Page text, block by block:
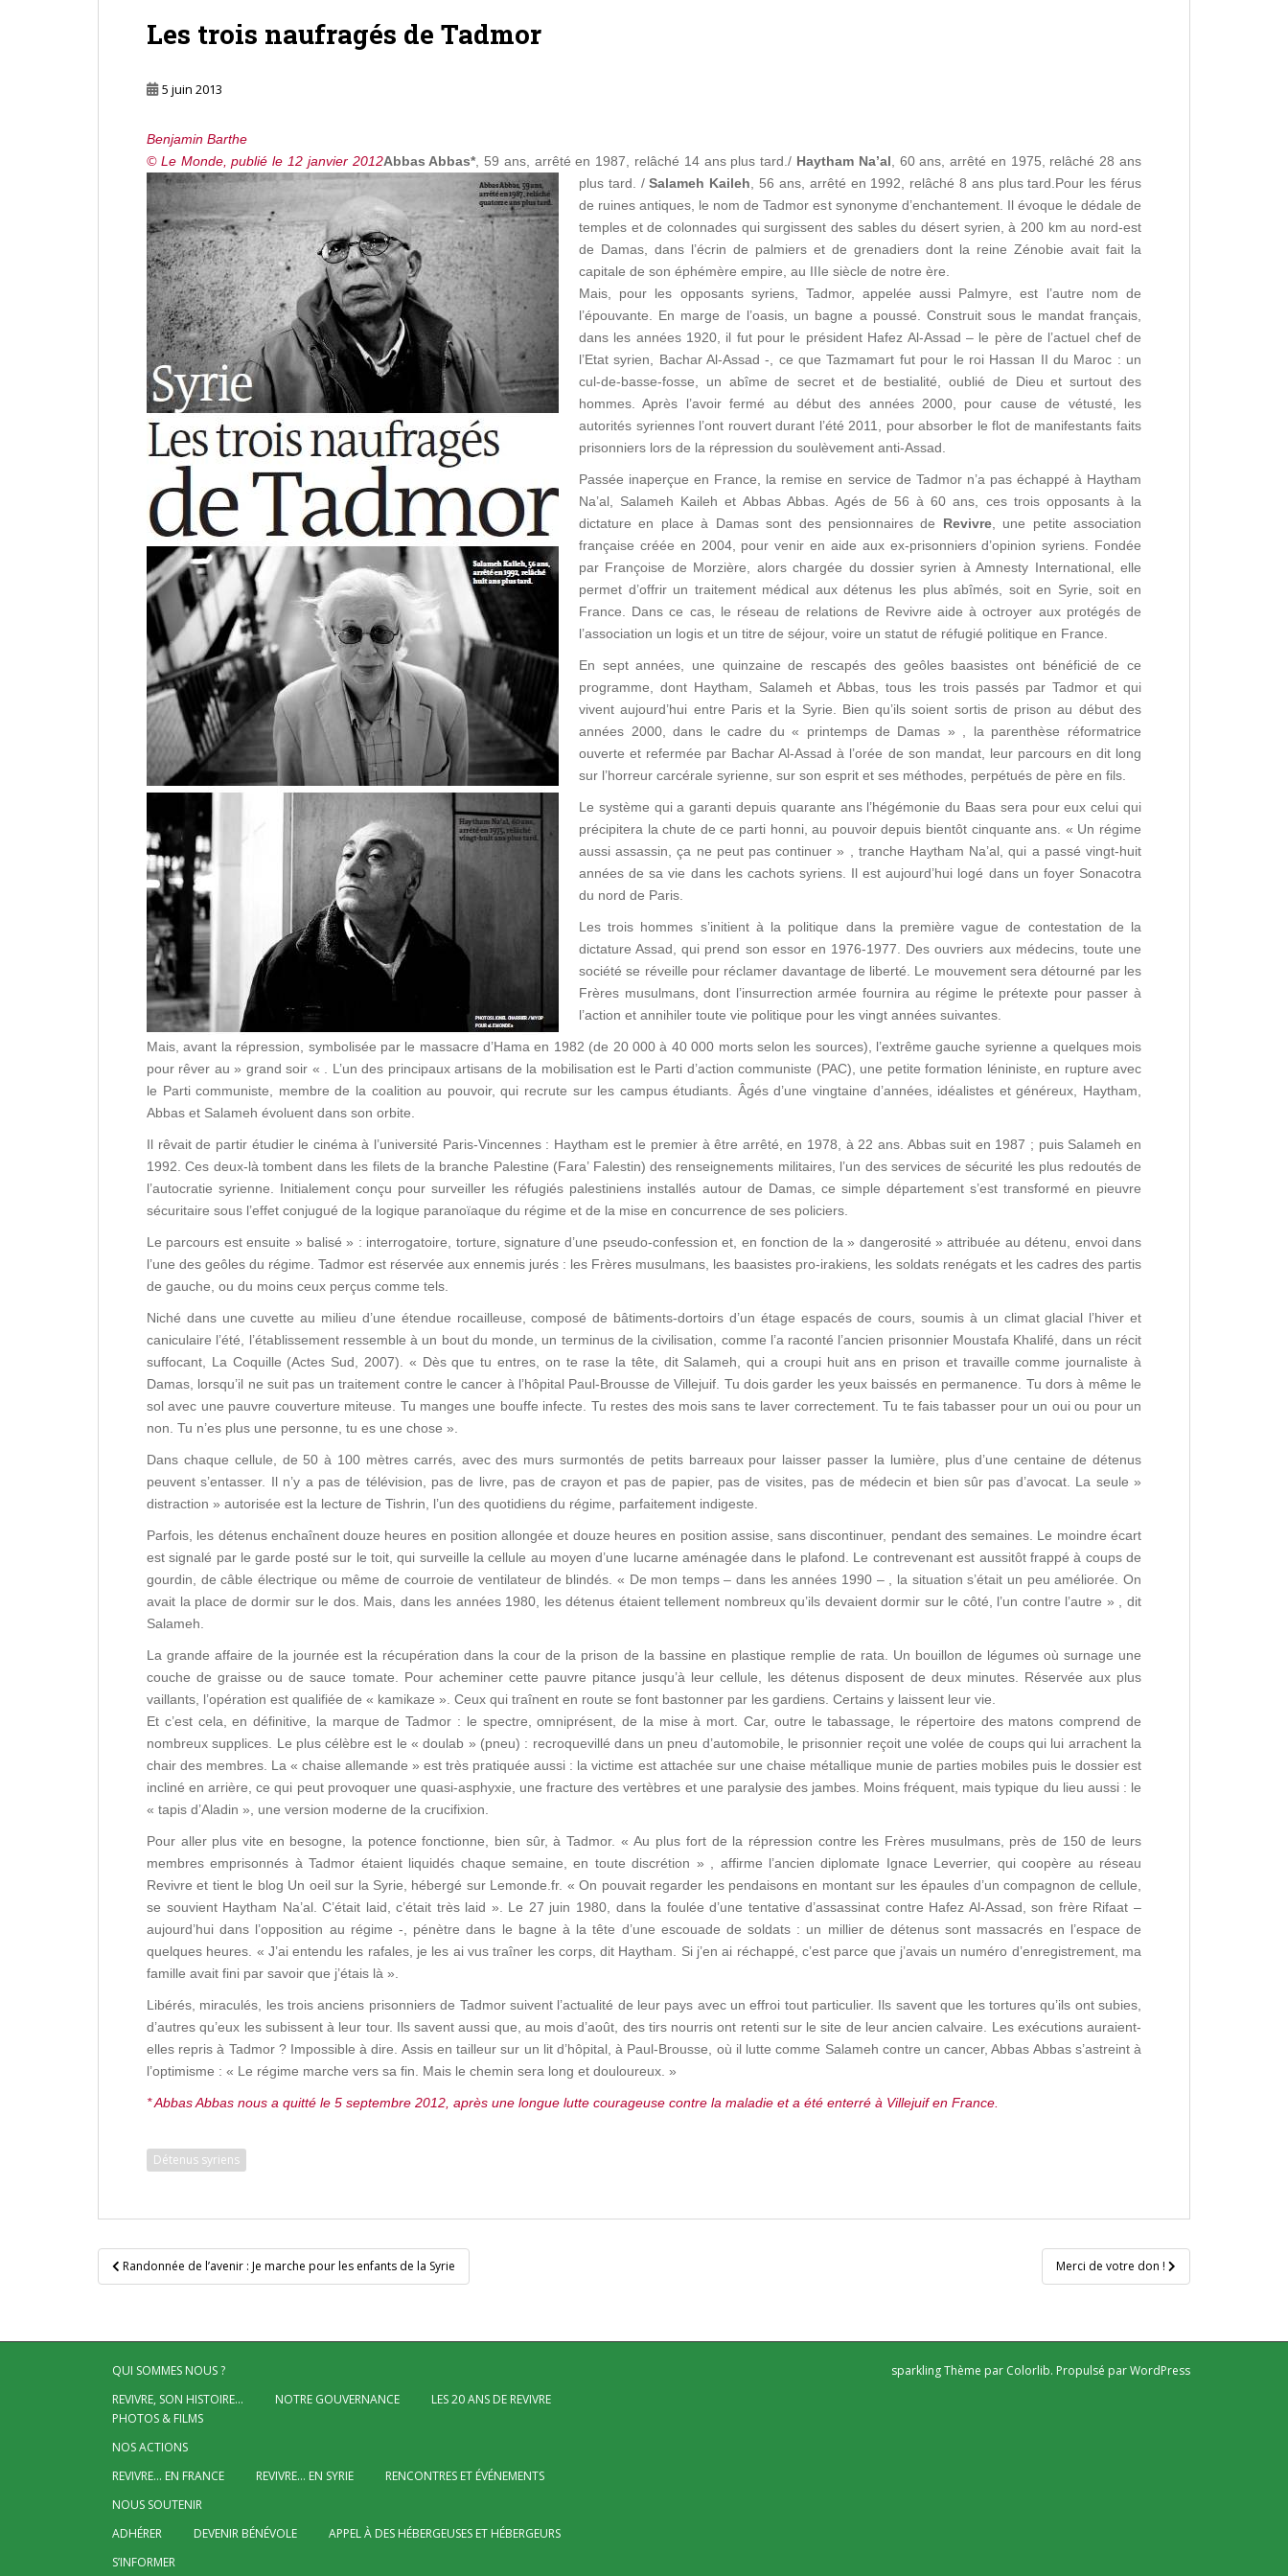
Les trois naufragés de Tadmor
5 juin 2013
Benjamin Barthe
© Le Monde, publié le 12 janvier 2012Abbas Abbas*, 59 ans, arrêté en 1987, relâché 14 ans plus tard./ Haytham Na’al, 60 ans, arrêté en 1975, relâché 28 ans
plus tard. /Salameh Kaileh, 56 ans, arrêté en 1992, relâché 8 ans plus tard.Pour les férus
de ruines antiques, le nom de Tadmor est synonyme d’enchantement. Il évoque le dédale de
temples et de colonnades qui surgissent des sables du désert syrien, à 200 km au nord-est
de Damas, dans l’écrin de palmiers et de grenadiers dont la reine Zénobie avait fait la
capitale de son éphémère empire, au IIIe siècle de notre ère.
Mais, pour les opposants syriens, Tadmor, appelée aussi Palmyre, est l’autre nom de
l’épouvante. En marge de l’oasis, un bagne a poussé. Construit sous le mandat français,
dans les années 1920, il fut pour le président Hafez Al-Assad – le père de l’actuel chef de
l’Etat syrien, Bachar Al-Assad -, ce que Tazmamart fut pour le roi Hassan II du Maroc : un
cul-de-basse-fosse, un abîme de secret et de bestialité, oublié de Dieu et surtout des
hommes. Après l’avoir fermé au début des années 2000, pour cause de vétusté, les
autorités syriennes l’ont rouvert durant l’été 2011, pour absorber le flot de manifestants faits
prisonniers lors de la répression du soulèvement anti-Assad.
Passée inaperçue en France, la remise en service de Tadmor n’a pas échappé à Haytham
Na’al, Salameh Kaileh et Abbas Abbas. Agés de 56 à 60 ans, ces trois opposants à la
dictature en place à Damas sont des pensionnaires de Revivre, une petite association
française créée en 2004, pour venir en aide aux ex-prisonniers d’opinion syriens. Fondée
par Françoise de Morzière, alors chargée du dossier syrien à Amnesty International, elle
permet d’offrir un traitement médical aux détenus les plus abîmés, soit en Syrie, soit en
France. Dans ce cas, le réseau de relations de Revivre aide à octroyer aux protégés de
l’association un logis et un titre de séjour, voire un statut de réfugié politique en France.
En sept années, une quinzaine de rescapés des geôles baasistes ont bénéficié de ce
programme, dont Haytham, Salameh et Abbas, tous les trois passés par Tadmor et qui
vivent aujourd’hui entre Paris et la Syrie. Bien qu’ils soient sortis de prison au début des
années 2000, dans le cadre du « printemps de Damas » , la parenthèse réformatrice
ouverte et refermée par Bachar Al-Assad à l’orée de son mandat, leur parcours en dit long
sur l’horreur carcérale syrienne, sur son esprit et ses méthodes, perpétués de père en fils.
Le système qui a garanti depuis quarante ans l’hégémonie du Baas sera pour eux celui qui
précipitera la chute de ce parti honni, au pouvoir depuis bientôt cinquante ans. « Un régime
aussi assassin, ça ne peut pas continuer » , tranche Haytham Na’al, qui a passé vingt-huit
années de sa vie dans les cachots syriens. Il est aujourd’hui logé dans un foyer Sonacotra
du nord de Paris.
Les trois hommes s’initient à la politique dans la première vague de contestation de la
dictature Assad, qui prend son essor en 1976-1977. Des ouvriers aux médecins, toute une
société se réveille pour réclamer davantage de liberté. Le mouvement sera détourné par les
Frères musulmans, dont l’insurrection armée fournira au régime le prétexte pour passer à
l’action et annihiler toute vie politique pour les vingt années suivantes.
Mais, avant la répression, symbolisée par le massacre d’Hama en 1982 (de 20 000 à 40 000 morts selon les sources), l’extrême gauche syrienne a quelques mois
pour rêver au » grand soir « . L’un des principaux artisans de la mobilisation est le Parti d’action communiste (PAC), une petite formation léniniste, en rupture avec
le Parti communiste, membre de la coalition au pouvoir, qui recrute sur les campus étudiants. Âgés d’une vingtaine d’années, idéalistes et généreux, Haytham,
Abbas et Salameh évoluent dans son orbite.
Il rêvait de partir étudier le cinéma à l’université Paris-Vincennes : Haytham est le premier à être arrêté, en 1978, à 22 ans. Abbas suit en 1987 ; puis Salameh en
1992. Ces deux-là tombent dans les filets de la branche Palestine (Fara’ Falestin) des renseignements militaires, l’un des services de sécurité les plus redoutés de
l’autocratie syrienne. Initialement conçu pour surveiller les réfugiés palestiniens installés autour de Damas, ce simple département s’est transformé en pieuvre
sécuritaire sous l’effet conjugué de la logique paranoïaque du régime et de la mise en concurrence de ses policiers.
Le parcours est ensuite » balisé » : interrogatoire, torture, signature d’une pseudo-confession et, en fonction de la » dangerosité » attribuée au détenu, envoi dans
l’une des geôles du régime. Tadmor est réservée aux ennemis jurés : les Frères musulmans, les baasistes pro-irakiens, les soldats renégats et les cadres des partis
de gauche, ou du moins ceux perçus comme tels.
Niché dans une cuvette au milieu d’une étendue rocailleuse, composé de bâtiments-dortoirs d’un étage espacés de cours, soumis à un climat glacial l’hiver et
caniculaire l’été, l’établissement ressemble à un bout du monde, un terminus de la civilisation, comme l’a raconté l’ancien prisonnier Moustafa Khalifé, dans un récit
suffocant, La Coquille (Actes Sud, 2007). « Dès que tu entres, on te rase la tête, dit Salameh, qui a croupi huit ans en prison et travaille comme journaliste à
Damas, lorsqu’il ne suit pas un traitement contre le cancer à l’hôpital Paul-Brousse de Villejuif. Tu dois garder les yeux baissés en permanence. Tu dors à même le
sol avec une pauvre couverture miteuse. Tu manges une bouffe infecte. Tu restes des mois sans te laver correctement. Tu te fais tabasser pour un oui ou pour un
non. Tu n’es plus une personne, tu es une chose ».
Dans chaque cellule, de 50 à 100 mètres carrés, avec des murs surmontés de petits barreaux pour laisser passer la lumière, plus d’une centaine de détenus
peuvent s’entasser. Il n’y a pas de télévision, pas de livre, pas de crayon et pas de papier, pas de visites, pas de médecin et bien sûr pas d’avocat. La seule »
distraction » autorisée est la lecture de Tishrin, l’un des quotidiens du régime, parfaitement indigeste.
Parfois, les détenus enchaînent douze heures en position allongée et douze heures en position assise, sans discontinuer, pendant des semaines. Le moindre écart
est signalé par le garde posté sur le toit, qui surveille la cellule au moyen d’une lucarne aménagée dans le plafond. Le contrevenant est aussitôt frappé à coups de
gourdin, de câble électrique ou même de courroie de ventilateur de blindés. « De mon temps – dans les années 1990 – , la situation s’était un peu améliorée. On
avait la place de dormir sur le dos. Mais, dans les années 1980, les détenus étaient tellement nombreux qu’ils devaient dormir sur le côté, l’un contre l’autre » , dit
Salameh.
La grande affaire de la journée est la récupération dans la cour de la prison de la bassine en plastique remplie de rata. Un bouillon de légumes où surnage une
couche de graisse ou de sauce tomate. Pour acheminer cette pauvre pitance jusqu’à leur cellule, les détenus disposent de deux minutes. Réservée aux plus
vaillants, l’opération est qualifiée de « kamikaze ». Ceux qui traînent en route se font bastonner par les gardiens. Certains y laissent leur vie.
Et c’est cela, en définitive, la marque de Tadmor : le spectre, omniprésent, de la mise à mort. Car, outre le tabassage, le répertoire des matons comprend de
nombreux supplices. Le plus célèbre est le « doulab » (pneu) : recroquevillé dans un pneu d’automobile, le prisonnier reçoit une volée de coups qui lui arrachent la
chair des membres. La « chaise allemande » est très pratiquée aussi : la victime est attachée sur une chaise métallique munie de parties mobiles puis le dossier est
incliné en arrière, ce qui peut provoquer une quasi-asphyxie, une fracture des vertèbres et une paralysie des jambes. Moins fréquent, mais typique du lieu aussi : le
« tapis d’Aladin », une version moderne de la crucifixion.
Pour aller plus vite en besogne, la potence fonctionne, bien sûr, à Tadmor. « Au plus fort de la répression contre les Frères musulmans, près de 150 de leurs
membres emprisonnés à Tadmor étaient liquidés chaque semaine, en toute discrétion » , affirme l’ancien diplomate Ignace Leverrier, qui coopère au réseau
Revivre et tient le blog Un oeil sur la Syrie, hébergé sur Lemonde.fr. « On pouvait regarder les pendaisons en montant sur les épaules d’un compagnon de cellule,
se souvient Haytham Na’al. C’était laid, c’était très laid ». Le 27 juin 1980, dans la foulée d’une tentative d’assassinat contre Hafez Al-Assad, son frère Rifaat –
aujourd’hui dans l’opposition au régime -, pénètre dans le bagne à la tête d’une escouade de soldats : un millier de détenus sont massacrés en l’espace de
quelques heures. « J’ai entendu les rafales, je les ai vus traîner les corps, dit Haytham. Si j’en ai réchappé, c’est parce que j’avais un numéro d’enregistrement, ma
famille avait fini par savoir que j’étais là ».
Libérés, miraculés, les trois anciens prisonniers de Tadmor suivent l’actualité de leur pays avec un effroi tout particulier. Ils savent que les tortures qu’ils ont subies,
d’autres qu’eux les subissent à leur tour. Ils savent aussi que, au mois d’août, des tirs nourris ont retenti sur le site de leur ancien calvaire. Les exécutions auraient-
elles repris à Tadmor ? Impossible à dire. Assis en tailleur sur un lit d’hôpital, à Paul-Brousse, où il lutte comme Salameh contre un cancer, Abbas Abbas s’astreint à
l’optimisme : « Le régime marche vers sa fin. Mais le chemin sera long et douloureux. »
* Abbas Abbas nous a quitté le 5 septembre 2012, après une longue lutte courageuse contre la maladie et a été enterré à Villejuif en France.
Détenus syriens
Navigation
de
Randonnée de l’avenir : Je marche pour les enfants de la Syrie Merci de votre don !
QUI SOMMES NOUS ?
REVIVRE, SON HISTOIRE…
NOTRE GOUVERNANCE
LES 20 ANS DE REVIVRE
PHOTOS & FILMS
NOS ACTIONS
REVIVRE… EN FRANCE
REVIVRE… EN SYRIE
RENCONTRES ET ÉVÉNEMENTS
NOUS SOUTENIR
ADHÉRER
DEVENIR BÉNÉVOLE
APPEL À DES HÉBERGEUSES ET HÉBERGEURS
S’INFORMER
sparkling Thème par Colorlib. Propulsé parWordPress